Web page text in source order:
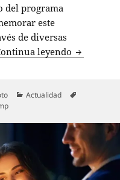
del programa
este
de diversas
leyendo Trump
Categorías
Actualidad